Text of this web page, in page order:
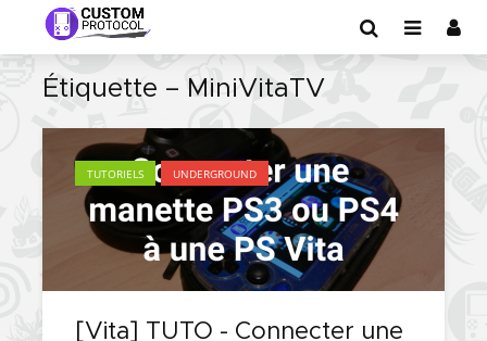
Étiquette – MiniVitaTV
TUTORIELS UNDERGROUND
[Vita] TUTO - Connecter une